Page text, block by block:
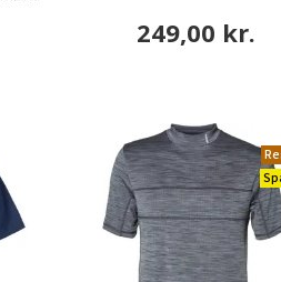
249,00 kr.